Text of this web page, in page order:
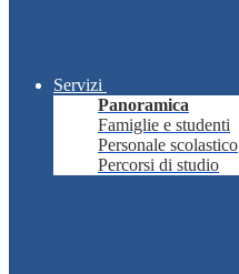
Servizi
Panoramica
Famiglie e studenti
Personale scolastico
Percorsi di studio